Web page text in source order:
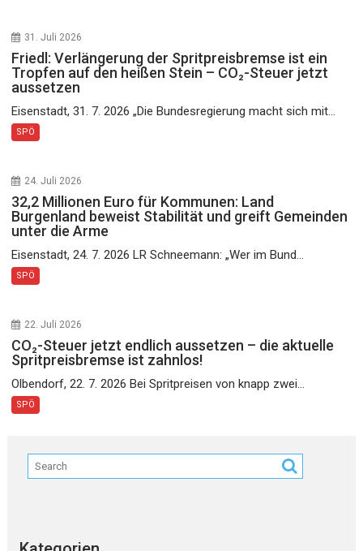
31. Juli 2026
Friedl: Verlängerung der Spritpreisbremse ist ein
Tropfen auf den heißen Stein – CO₂-Steuer jetzt
aussetzen
Eisenstadt, 31. 7. 2026 „Die Bundesregierung macht sich mit...
SPÖ
24. Juli 2026
32,2 Millionen Euro für Kommunen: Land
Burgenland beweist Stabilität und greift Gemeinden
unter die Arme
Eisenstadt, 24. 7. 2026 LR Schneemann: „Wer im Bund...
SPÖ
22. Juli 2026
CO₂-Steuer jetzt endlich aussetzen – die aktuelle
Spritpreisbremse ist zahnlos!
Olbendorf, 22. 7. 2026 Bei Spritpreisen von knapp zwei...
SPÖ